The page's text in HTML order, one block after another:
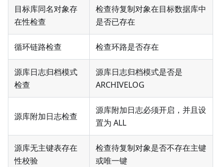
目标库同名对象存
在性检查
检查待复制对象在目标数据库中
是否已存在
循环链路检查 检查环路是否存在
源库日志归档模式
检查
源库日志归档模式是否是
ARCHIVELOG
源库附加日志检查
源库附加日志必须开启，并且设
置为 ALL
源库无主键表存在
性校验
检查待复制对象是否不存在主键
或唯一键